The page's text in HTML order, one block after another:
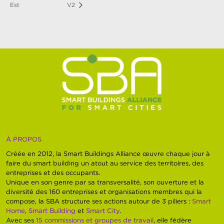
Est V2
À PROPOS
Créée en 2012, la Smart Buildings Alliance œuvre chaque jour à
faire du smart building un atout au service des territoires, des
entreprises et des occupants.
Unique en son genre par sa transversalité, son ouverture et la
diversité des 160 entreprises et organisations membres qui la
compose, la SBA structure ses actions autour de 3 piliers : Smart
Home
Smart Building et Smart City
Avec ses15 commissions et groupes de travail , elle fédère